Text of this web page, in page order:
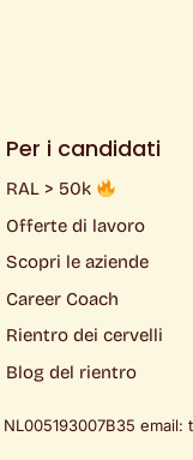
Per i candidati
RAL > 50k
Offerte di lavoro
Scopri le aziende
Career Coach
Rientro dei cervelli
Blog del rientro
NL005193007B35 email: